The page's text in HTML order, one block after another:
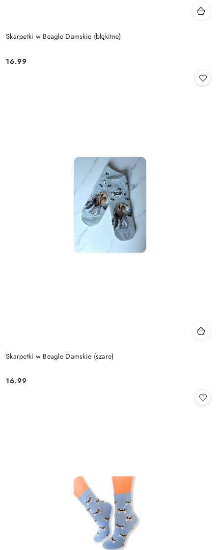
Skarpetki w Beagle Damskie (błękitne)
Cena:
16.99
Skarpetki w Beagle Damskie (szare)
Cena:
16.99